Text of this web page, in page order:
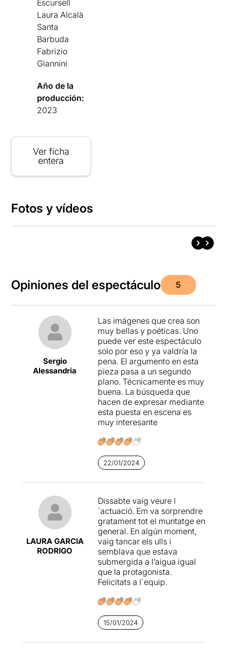
Escursell
Laura Alcalà
Santa
Barbuda
Fabrizio
Giannini
Año de la
producción:
2023
Ver ficha
entera
Fotos y vídeos
Opiniones del espectáculo 5
Sergio
Alessandria
Las imágenes que crea son
muy bellas y poéticas. Uno
puede ver este espectáculo
solo por eso y ya valdría la
pena. El argumento en esta
pieza pasa a un segundo
plano. Técnicamente es muy
buena. La búsqueda que
hacen de expresar mediante
esta puesta en escena es
muy interesante
22/01/2024
LAURA GARCIA
RODRIGO
Dissabte vaig veure l
´actuació. Em va sorprendre
gratament tot el muntatge en
general. En algún moment,
vaig tancar els ulls i
semblava que estava
submergida a l’aigua igual
que la protagonista.
Felicitats a l´equip.
15/01/2024